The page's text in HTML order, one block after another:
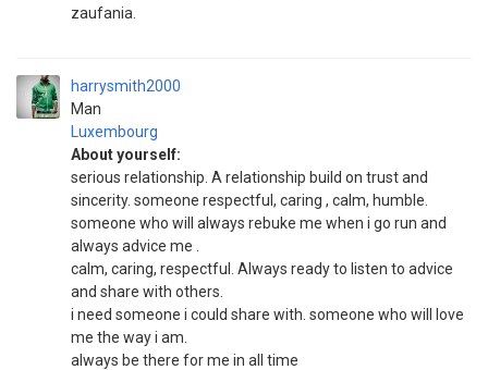
zaufania.
harrysmith2000
Man
Luxembourg
About yourself:
serious relationship. A relationship build on trust and
sincerity. someone respectful, caring , calm, humble.
someone who will always rebuke me when i go run and
always advice me .
calm, caring, respectful. Always ready to listen to advice
and share with others.
i need someone i could share with. someone who will love
me the way i am.
always be there for me in all time